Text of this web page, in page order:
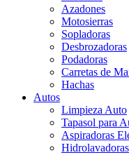
Azadones
Motosierras
Sopladoras
Desbrozadoras
Podadoras
Carretas de
Hachas
Autos
Limpieza Auto
Tapasol para
Aspiradoras
Hidrolavadoras